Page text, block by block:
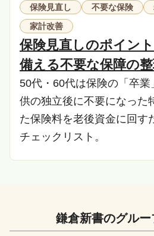
保険見直し 不要な保険
家計改善
保険見直しのポイン
備える不要な保障の
50代・60代は保険の「卒
供の独立後に不要になった
た保険料を老後資金に回す
チェックリスト。
鎌倉新書のグルー